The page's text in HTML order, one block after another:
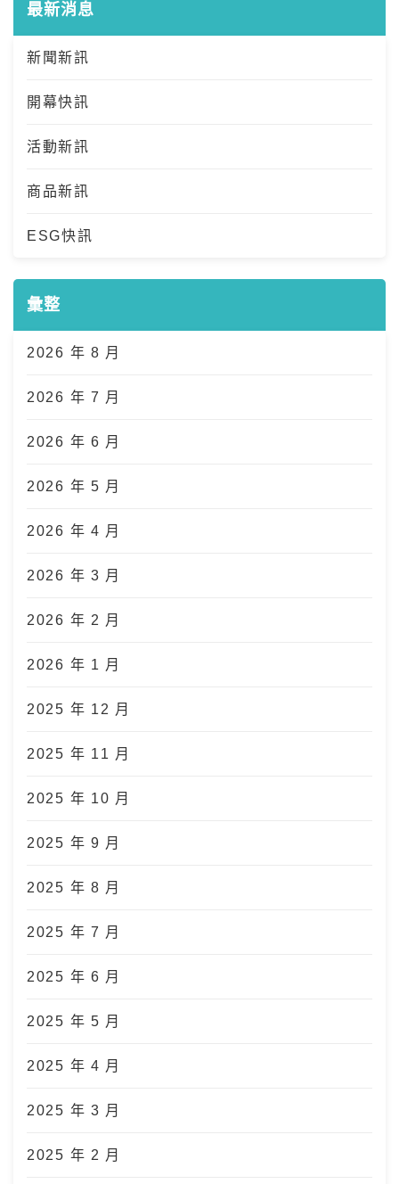
最新消息
新聞新訊
開幕快訊
活動新訊
商品新訊
ESG快訊
彙整
2026 年 8 月
2026 年 7 月
2026 年 6 月
2026 年 5 月
2026 年 4 月
2026 年 3 月
2026 年 2 月
2026 年 1 月
2025 年 12 月
2025 年 11 月
2025 年 10 月
2025 年 9 月
2025 年 8 月
2025 年 7 月
2025 年 6 月
2025 年 5 月
2025 年 4 月
2025 年 3 月
2025 年 2 月